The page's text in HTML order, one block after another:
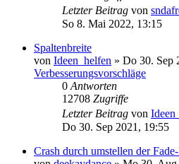
Letzter Beitrag von
So 8. Mai 2022, 13:15
Spaltenbreite
von Ideen_helfen » Do 30. Sep
Verbesserungsvorschläge
0 Antworten
12708 Zugriffe
Letzter Beitrag von
Do 30. Sep 2021, 19:55
Crash durch umstellen der